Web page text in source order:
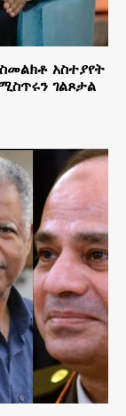
አስተያየት
ገልጾታል